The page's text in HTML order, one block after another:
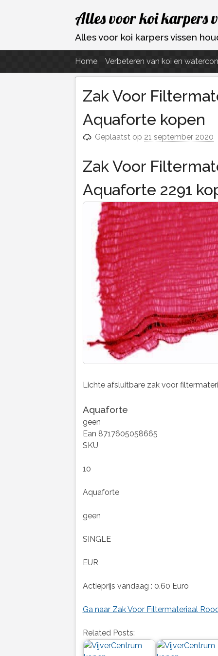
Ga
naar
de
Alles voor koi karpers
Alles voor koi karpers vissen
Home Verbeteren van koi en
Zak Voor
Aquaforte kopen
Geplaatst op 21 september 2020
Zak Voor
Aquaforte 2291
Lichte afsluitbare zak voor
Aquaforte
geen
Ean 8717605058665
SKU
10
Aquaforte
geen
SINGLE
EUR
Actieprijs vandaag : 0.60 Euro
Ga naar Zak Voor Filtermateriaal
Related Posts: